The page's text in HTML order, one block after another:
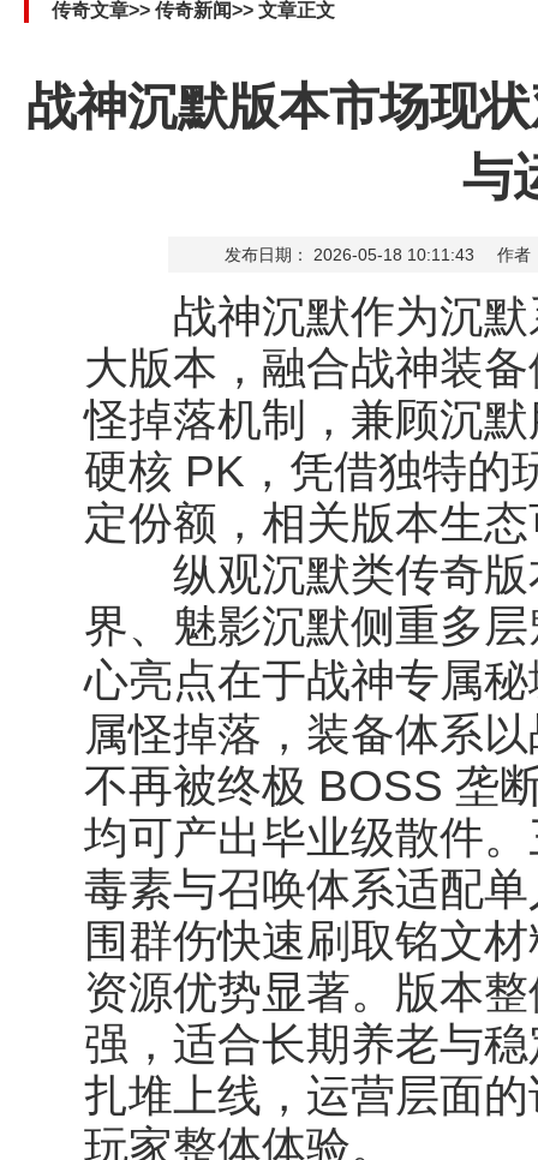
传奇文章>> 传奇新闻>> 文章正文
战神沉默版本市场现
与
发布日期： 2026-05-18 10:11:43 作者
战神沉默作为沉默
大版本，融合战神装
怪掉落机制，兼顾沉
硬核 PK，凭借独特的
定份额，相关版本生
纵观沉默类传奇版
界、魅影沉默侧重多
心亮点在于战神专属
属怪掉落 ，装备体系
不再被终极 BOSS 垄
均可产出毕业级散件
毒素与召唤体系适配
围群伤快速刷取铭文
资源优势显著。版本
强，适合长期养老与
扎堆上线，运营层面
玩家整体体验。